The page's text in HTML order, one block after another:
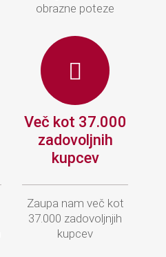
obrazne poteze
Več kot 37.000
zadovoljnih
kupcev
Zaupa nam več kot
37.000 zadovoljnjih
kupcev